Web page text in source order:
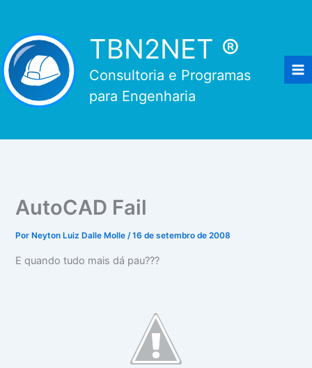
conteúdo
TBN2NET ®
Consultoria e Programas
para Engenharia
AutoCAD Fail
Por Neyton Luiz Dalle Molle/16 de setembro de 2008
E quando tudo mais dá pau???